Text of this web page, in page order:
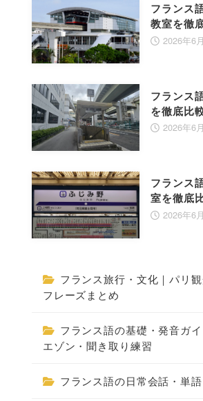
フランス
教室を徹
2026年6
フランス
を徹底比
2026年6
フランス
室を徹底
2026年6
フランス旅行・文化｜パリ
フレーズまとめ
フランス語の基礎・発音ガ
エゾン・聞き取り練習
フランス語の日常会話・単語